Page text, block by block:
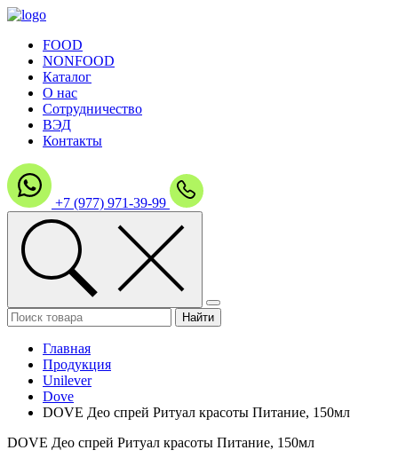
FOOD
NONFOOD
Каталог
О нас
Сотрудничество
ВЭД
Контакты
+7 (977) 971-39-99
Главная
Продукция
Unilever
Dove
DOVE Део спрей Ритуал красоты Питание, 150мл
DOVE Део спрей Ритуал красоты Питание, 150мл